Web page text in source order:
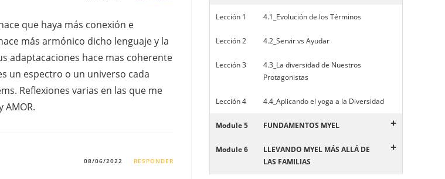
que haya más conexión e
más armónico dicho lenguaje y la
adaptacaciones hace mas coherente
un espectro o un universo cada
Reflexiones varias en las que me
08/06/2022 RESPONDER
Lección 1 4.1_Evolución de los Términos
Lección 2 4.2_Servir vs Ayudar
Lección 3
4.3_La diversidad de Nuestros
Protagonistas
Lección 4 4.4_Aplicando el yoga a la Diversidad
Module 5 FUNDAMENTOS MYEL +
Module 6
LLEVANDO MYEL MÁS ALLÁ DE
LAS FAMILIAS
+